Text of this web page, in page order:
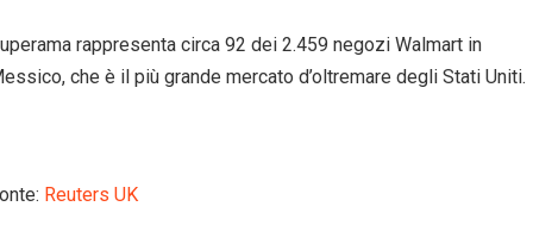
rappresenta circa 92 dei 2.459 negozi Walmart in
che è il più grande mercato d’oltremare degli Stati Uniti.
Reuters UK